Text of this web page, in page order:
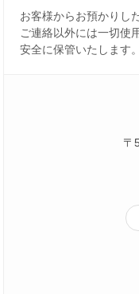
お客様からお預かりし
ご連絡以外には一切使
安全に保管いたします
〒